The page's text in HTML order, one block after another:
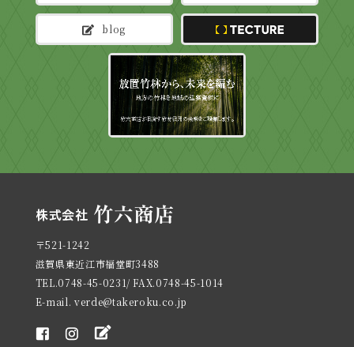
blog TECTURE
〒521-1242
滋賀県東近江市福堂町3488
TEL.0748-45-0231/ FAX.0748-45-1014
E-mail. verde@takeroku.co.jp